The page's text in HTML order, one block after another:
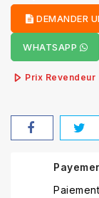
DEMANDER
WHATSAPP
Prix Revendeur